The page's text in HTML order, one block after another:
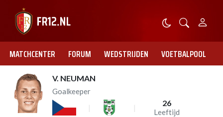
MATCHCENTER FORUM WEDSTRIJDEN VOETBALPOOL
V. NEUMAN
Goalkeeper
26
Leeftijd